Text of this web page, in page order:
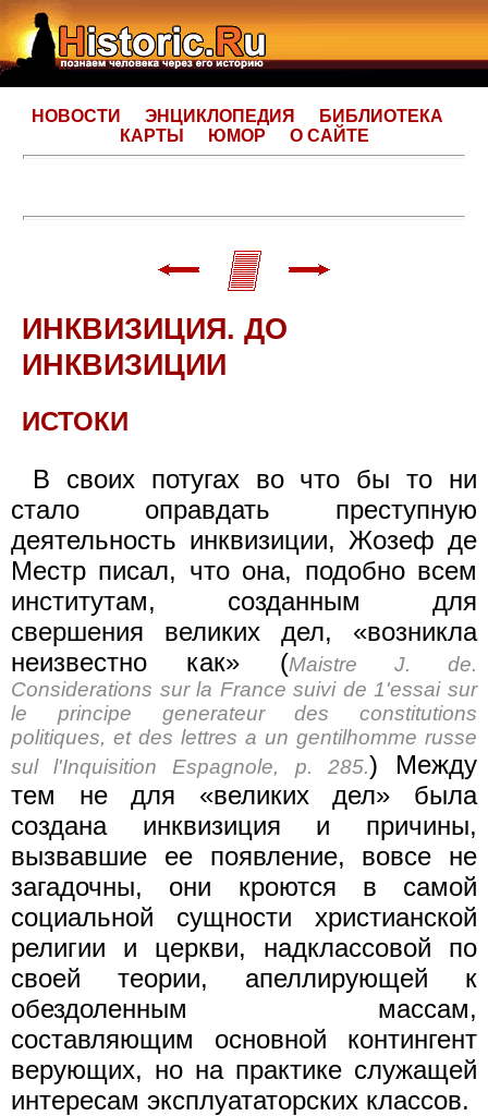
НОВОСТИ ЭНЦИКЛОПЕДИЯ
БИБЛИОТЕКА
КАРТЫ
ЮМОР О САЙТЕ
ИНКВИЗИЦИЯ. ДО
ИНКВИЗИЦИИ
ИСТОКИ
В своих потугах во что бы то ни
стало оправдать преступную
деятельность инквизиции, Жозеф де
Местр писал, что она, подобно всем
институтам, созданным для
свершения великих дел, «возникла
неизвестно как» (Maistre J. de.
Considerations sur la France suivi de 1'essai sur
le principe generateur des constitutions
politiques, et des lettres a un gentilhomme russe
sul l'Inquisition Espagnole, p. 285.) Между
тем не для «великих дел» была
создана инквизиция и причины,
вызвавшие ее появление, вовсе не
загадочны, они кроются в самой
социальной сущности христианской
религии и церкви, надклассовой по
своей теории, апеллирующей к
обездоленным массам,
составляющим основной контингент
верующих, но на практике служащей
интересам эксплуататорских классов.